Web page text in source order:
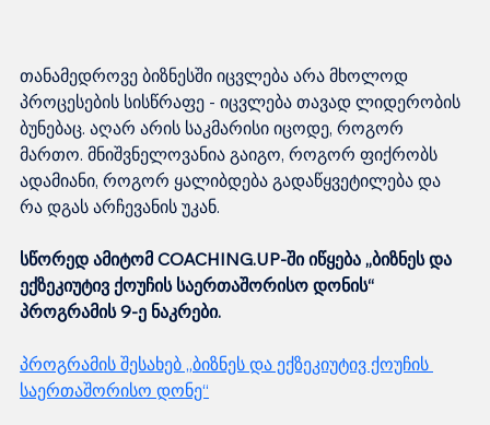
თანამედროვე ბიზნესში იცვლება არა მხოლოდ
პროცესების სისწრაფე - იცვლება თავად ლიდერობის
ბუნებაც. აღარ არის საკმარისი იცოდე, როგორ
მართო. მნიშვნელოვანია გაიგო, როგორ ფიქრობს
ადამიანი, როგორ ყალიბდება გადაწყვეტილება და
რა დგას არჩევანის უკან.
სწორედ ამიტომ COACHING.UP-ში იწყება „ბიზნეს და
ექზეკიუტივ ქოუჩის საერთაშორისო დონის“
პროგრამის 9-ე ნაკრები.
პროგრამის შესახებ „ბიზნეს და ექზეკიუტივ ქოუჩის
საერთაშორისო დონე“